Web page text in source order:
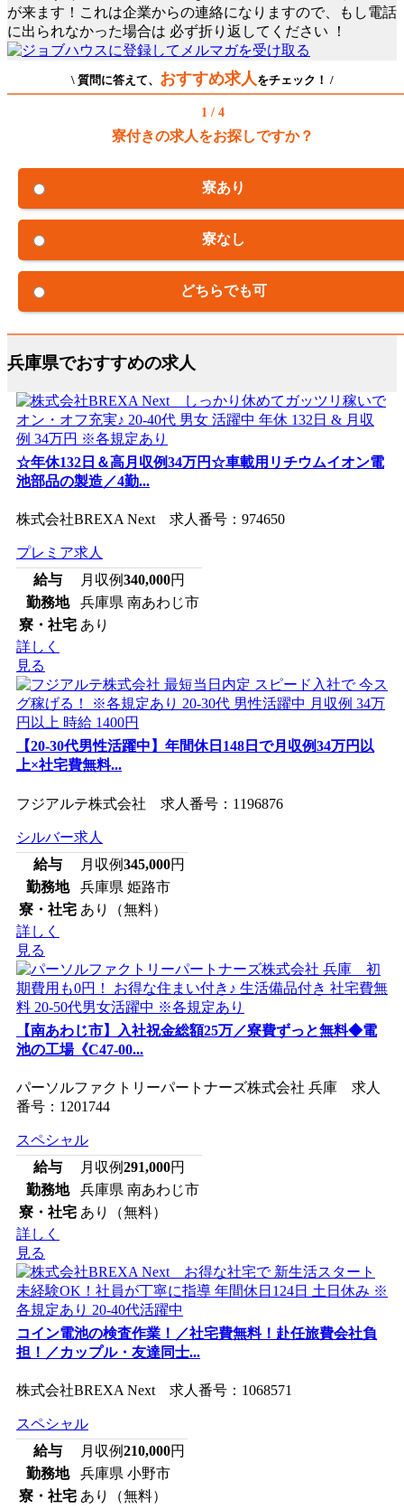
が来ます！これは企業からの連絡になりますので、もし電話
に出られなかった場合は 必ず折り返してください ！
\ 質問に答えて、 おすすめ求人 をチェック！ /
1 / 4
寮付きの求人をお探しですか？
寮あり
寮なし
どちらでも可
兵庫県でおすすめの求人
☆年休132日＆高月収例34万円☆車載用リチウムイオン電
池部品の製造／4勤...
株式会社BREXA Next 求人番号：974650
プレミア求人
給与
月収例340,000円
勤務地
兵庫県 南あわじ市
寮・社宅 あり
詳しく
見る
【20-30代男性活躍中】年間休日148日で月収例34万円以
上×社宅費無料...
フジアルテ株式会社 求人番号：1196876
シルバー求人
給与
月収例345,000円
勤務地
兵庫県 姫路市
寮・社宅 あり（無料）
詳しく
見る
【南あわじ市】入社祝金総額25万／寮費ずっと無料◆電
池の工場《C47-00...
パーソルファクトリーパートナーズ株式会社 兵庫 求人
番号：1201744
スペシャル
給与
月収例291,000円
勤務地
兵庫県 南あわじ市
寮・社宅 あり（無料）
詳しく
見る
コイン電池の検査作業！／社宅費無料！赴任旅費会社負
担！／カップル・友達同士...
株式会社BREXA Next 求人番号：1068571
スペシャル
給与
月収例210,000円
勤務地
兵庫県 小野市
寮・社宅 あり（無料）